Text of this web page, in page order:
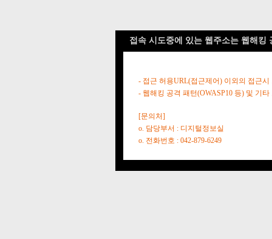
접속 시도중에 있는 웹주소는 웹해킹
- 접근 허용URL(접근제어) 이외의 접근시
- 웹해킹 공격 패턴(OWASP10 등) 및 기
[문의처]
o. 담당부서 : 디지털정보실
o. 전화번호 : 042-879-6249